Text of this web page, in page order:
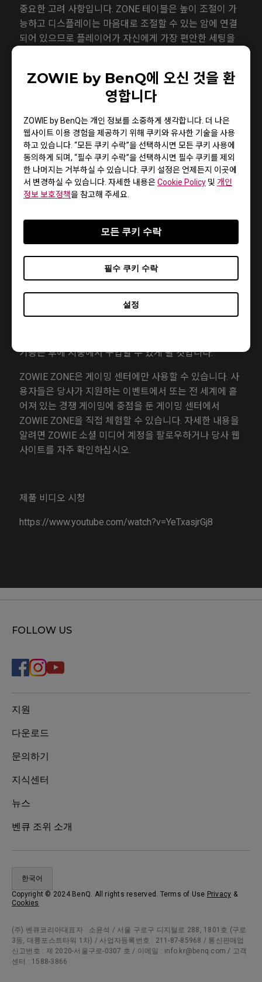
ZOWIE by BenQ에 오신 것을 환
영합니다
ZOWIE by BenQ는 개인 정보를 소중하게 생각합니다. 더 나은
웹사이트 이용 경험을 제공하기 위해 쿠키와 유사한 기술을 사용
하고 있습니다. “모든 쿠키 수락”을 선택하시면 모든 쿠키 사용에
동의하게 되며, “필수 쿠키 수락”을 선택하시면 필수 쿠키를 제외
한 나머지는 거부하실 수 있습니다. 쿠키 설정은 언제든지 이곳에
서 변경하실 수 있습니다. 자세한 내용은Cookie Policy 및 개인
정보 보호정책을 참고해 주세요.
설정
필수 쿠키 수락
모든 쿠키 수락
중요한 고려 사항입니다. ZONE 테이블은 높이 조절이 가
능하고 디스플레이는 마음대로 조절할 수 있는 암에 연결
되어 있으므로 플레이어가 자신에게 가장 편안한 세팅을
ZONE은 ZOWIE의 이전 제품에 적용되어 오던 핵심 원칙
을 유지하므로 버튼 한번 클릭으로 전체 시스템을 켜고 사
용할 준비가 됩니다.
- 편리함
게이머에게 선호도는 중요하지만 편리성 역시 중요합니
다. ZOWIE ZONE은 필요한 모든 게이밍 기어를 위해 손쉽
게 접근할 수 있는 포트를 가지고 있으므로 프로 게이머가
자주하는 연결 및 연결 해제 과정을 매끄럽게 보장합니다.
ZONE은 편리성을 한 수준 높여줄 것입니다. 이를 위해
ZOWIE는 플레이어가 모니터 버튼을 누르지 않고도 키보
기능은 후에 시중에서 구입할 수 있게 될 것입니다.
ZOWIE ZONE은 게이밍 센터에만 사용할 수 있습니다. 사
용자들은 당사가 지원하는 이벤트에서 또는 전 세계에 흩
어져 있는 경쟁 게이밍에 중점을 둔 게이밍 센터에서
ZOWIE ZONE을 직접 체험할 수 있습니다. 자세한 내용을
알려면 ZOWIE 소셜 미디어 계정을 팔로우하거나 당사 웹
사이트를 자주 확인하십시오.
제품 비디오 시청
https://www.youtube.com/watch?v=YeTxasjrGj8
FOLLOW US
지원
다운로드
문의하기
지식센터
뉴스
벤큐 조위 소개
Copyright © 2024 BenQ. All rights reserved. Terms of Use Privacy &
Cookies
한국어
(주) 벤큐코리아대표자 : 소윤석 / 서울 구로구 디지털로 288, 1801호 (구로
3동, 대륭포스트타워 1차) / 사업자등록번호 : 211-87-85968 / 통신판매업
신고번호 : 제 2020-서울구로-0307 호 / 이메일 : info.kr@benq.com / 고객
센터 : 1588-3866